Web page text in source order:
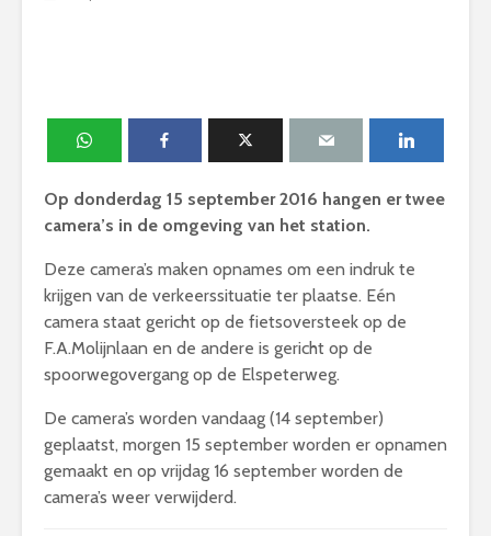
Op donderdag 15 september 2016 hangen er twee
camera’s in de omgeving van het station.
Deze camera’s maken opnames om een indruk te
krijgen van de verkeerssituatie ter plaatse. Eén
camera staat gericht op de fietsoversteek op de
F.A.Molijnlaan en de andere is gericht op de
spoorwegovergang op de Elspeterweg.
De camera’s worden vandaag (14 september)
geplaatst, morgen 15 september worden er opnamen
gemaakt en op vrijdag 16 september worden de
camera’s weer verwijderd.